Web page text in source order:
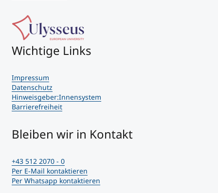
Wichtige Links
Impressum
Datenschutz
Hinweisgeber:Innensystem
Barrierefreiheit
Bleiben wir in Kontakt
+43 512 2070 - 0
Per E-Mail kontaktieren
Per Whatsapp kontaktieren